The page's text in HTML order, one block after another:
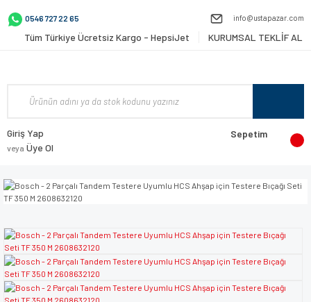
0546 727 22 65 info@ustapazar.com
Tüm Türkiye Ücretsiz Kargo - HepsiJet KURUMSAL TEKLİF AL
Giriş Yap
veya Üye Ol
Sepetim